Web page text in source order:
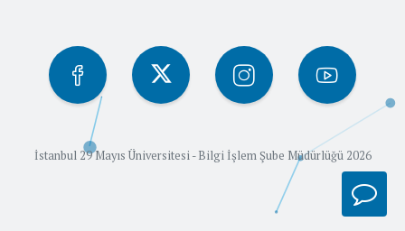
İstanbul 29 Mayıs Üniversitesi - Bilgi İşlem Şube Müdürlüğü 2026